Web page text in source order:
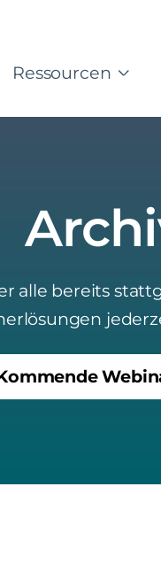
Ressourcen
alle bereits